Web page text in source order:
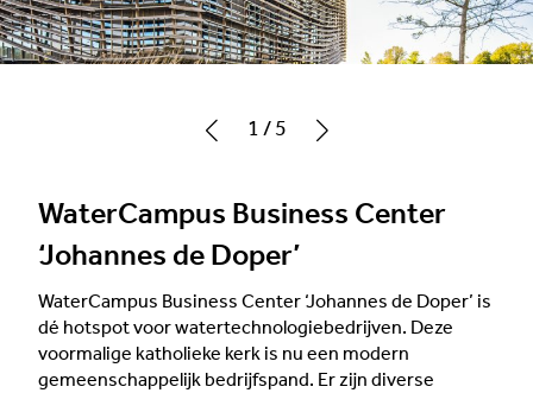
1 / 5
WaterCampus Business Center
‘Johannes de Doper’
WaterCampus Business Center ‘Johannes de Doper’ is
dé hotspot voor watertechnologiebedrijven. Deze
voormalige katholieke kerk is nu een modern
gemeenschappelijk bedrijfspand. Er zijn diverse